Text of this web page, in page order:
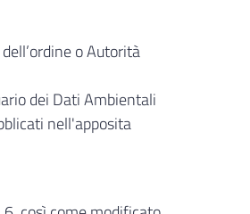
o Autorità
dei Dati Ambientali
nell'apposita